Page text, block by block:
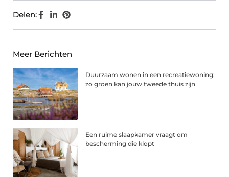
Delen:
Meer Berichten
Duurzaam wonen in een recreatiewoning:
zo groen kan jouw tweede thuis zijn
Een ruime slaapkamer vraagt om
bescherming die klopt